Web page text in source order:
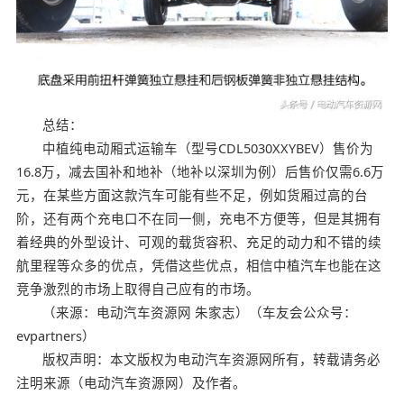
总结：
中植纯电动厢式运输车（型号CDL5030XXYBEV）售价为
16.8万，减去国补和地补（地补以深圳为例）后售价仅需6.6万
元，在某些方面这款汽车可能有些不足，例如货厢过高的台
阶，还有两个充电口不在同一侧，充电不方便等，但是其拥有
着经典的外型设计、可观的载货容积、充足的动力和不错的续
航里程等众多的优点，凭借这些优点，相信中植汽车也能在这
竞争激烈的市场上取得自己应有的市场。
（来源：电动汽车资源网 朱家志）（车友会公众号：
evpartners）
版权声明：本文版权为电动汽车资源网所有，转载请务必
注明来源（电动汽车资源网）及作者。